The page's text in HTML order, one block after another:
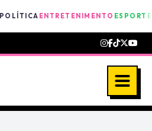
POLÍTICA ENTRETENIMENTO